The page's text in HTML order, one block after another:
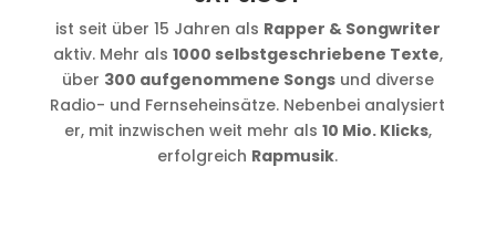
ist seit über 15 Jahren als Rapper & Songwriter
aktiv. Mehr als 1000 selbstgeschriebene Texte,
über 300 aufgenommene Songsund diverse
Radio- und Fernseheinsätze. Nebenbei analysiert
er, mit inzwischen weit mehr als 10 Mio. Klicks,
erfolgreich Rapmusik.